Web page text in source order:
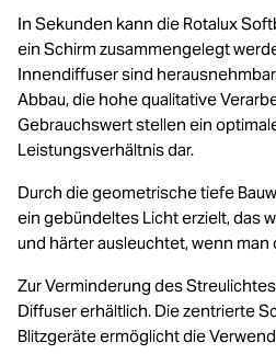
In Sekunden kann die Rotalux
ein Schirm zusammengelegt
Innendiffuser sind
Abbau, die hohe qualitative
Gebrauchswert stellen ein
Leistungsverhältnis dar.
Durch die geometrische tiefe
ein gebündeltes Licht erzielt, das
und härter ausleuchtet, wenn
Zur Verminderung des
Diffuser erhältlich. Die zentrierte
Blitzgeräte ermöglicht die